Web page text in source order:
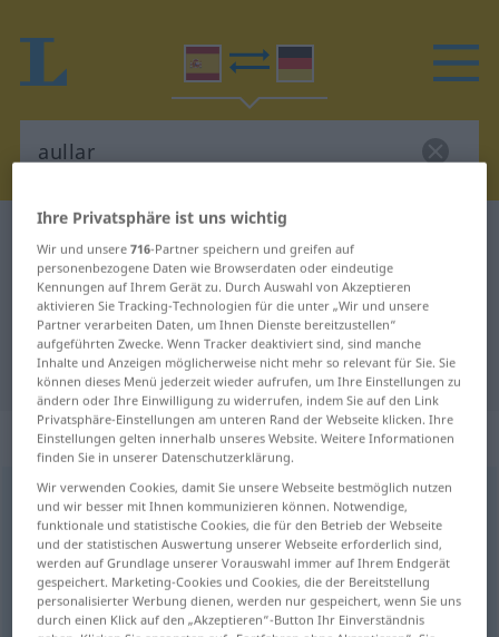
Spanisch-Deutsch Übersetzung für
"aullar"
"aullar" Deutsch Übersetzung
„aullar“: verbo intransitivo
aullar [aŭˈʎar]v/i
Übersicht aller Übersetzungen
(Für mehr Details die Übersetzung anklicken/antippen)
heulen
Ihre Privatsphäre ist uns wichtig
Wir und unsere716-Partner speichern und greifen auf
personenbezogene Daten wie Browserdaten oder eindeutige
Kennungen auf Ihrem Gerät zu. Durch Auswahl von Akzeptieren
aktivieren Sie Tracking-Technologien für die unter „Wir und unsere
Partner verarbeiten Daten, um Ihnen Dienste bereitzustellen“
aufgeführten Zwecke. Wenn Tracker deaktiviert sind, sind manche
Inhalte und Anzeigen möglicherweise nicht mehr so relevant für Sie. Sie
können dieses Menü jederzeit wieder aufrufen, um Ihre Einstellungen zu
ändern oder Ihre Einwilligung zu widerrufen, indem Sie auf den Link
Privatsphäre-Einstellungen am unteren Rand der Webseite klicken. Ihre
Einstellungen gelten innerhalb unseres Website. Weitere Informationen
finden Sie in unserer Datenschutzerklärung.
Wir verwenden Cookies, damit Sie unsere Webseite bestmöglich nutzen
und wir besser mit Ihnen kommunizieren können. Notwendige,
funktionale und statistische Cookies, die für den Betrieb der Webseite
und der statistischen Auswertung unserer Webseite erforderlich sind,
werden auf Grundlage unserer Vorauswahl immer auf Ihrem Endgerät
gespeichert. Marketing-Cookies und Cookies, die der Bereitstellung
personalisierter Werbung dienen, werden nur gespeichert, wenn Sie uns
durch einen Klick auf den „Akzeptieren“-Button Ihr Einverständnis